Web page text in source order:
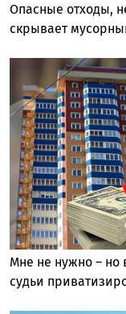
Опасные отходы,
скрывает
Мне не нужно – но
судьи